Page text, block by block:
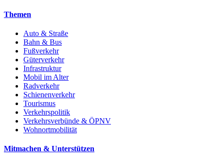
Themen
Auto & Straße
Bahn & Bus
Fußverkehr
Güterverkehr
Infrastruktur
Mobil im Alter
Radverkehr
Schienenverkehr
Tourismus
Verkehrspolitik
Verkehrsverbünde & ÖPNV
Wohnortmobilität
Mitmachen & Unterstützen